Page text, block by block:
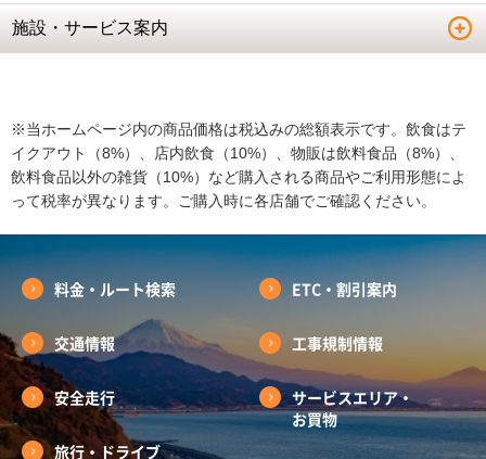
施設・サービス案内
※当ホームページ内の商品価格は税込みの総額表示です。飲食はテ
イクアウト（8%）、店内飲食（10%）、物販は飲料食品（8%）、
飲料食品以外の雑貨（10%）など購入される商品やご利用形態によ
って税率が異なります。ご購入時に各店舗でご確認ください。
料金・ルート検索 ETC・割引案内
交通情報 工事規制情報
安全走行
サービスエリア・
お買物
旅行・ドライブ